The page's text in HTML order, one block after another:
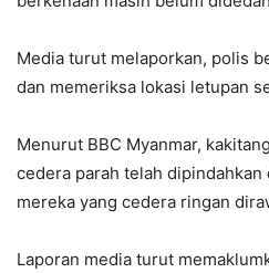
Media turut melaporkan, polis
dan memeriksa lokasi letupan
Menurut BBC Myanmar,
cedera parah telah dipindahkan
mereka yang cedera ringan
Laporan media turut